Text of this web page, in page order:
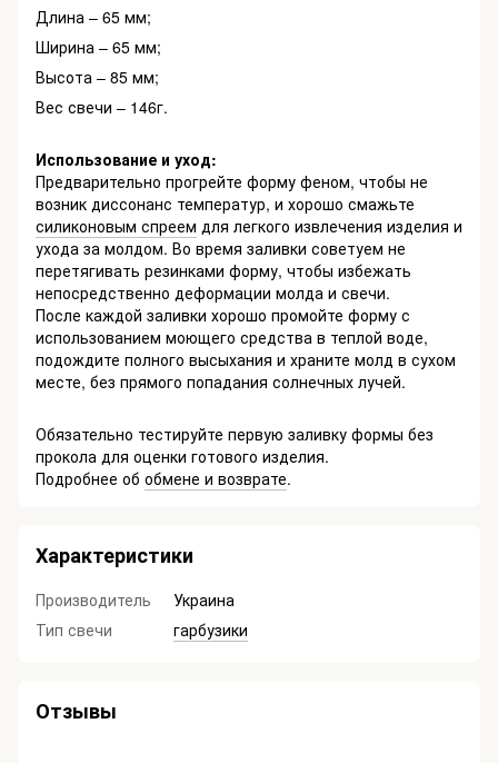
Длина – 65 мм;
Ширина – 65 мм;
Высота – 85 мм;
Вес свечи – 146г.
Использование и уход:
Предварительно прогрейте форму феном, чтобы не
возник диссонанс температур, и хорошо смажьте
силиконовым спреем для легкого извлечения изделия и
ухода за молдом. Во время заливки советуем не
перетягивать резинками форму, чтобы избежать
непосредственно деформации молда и свечи.
После каждой заливки хорошо промойте форму с
использованием моющего средства в теплой воде,
подождите полного высыхания и храните молд в сухом
месте, без прямого попадания солнечных лучей.
Обязательно тестируйте первую заливку формы без
прокола для оценки готового изделия.
Подробнее об обмене и возврате.
Характеристики
Производитель
Украина
Тип свечи
гарбузики
Отзывы